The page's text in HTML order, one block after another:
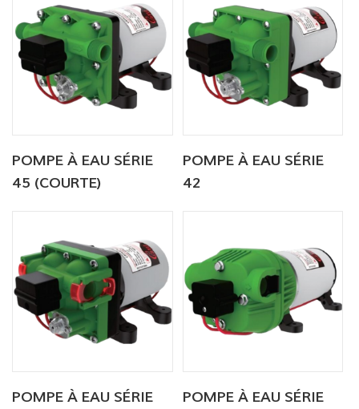
POMPE À EAU SÉRIE
45 (COURTE)
POMPE À EAU SÉRIE
42
POMPE À EAU SÉRIE
POMPE À EAU SÉRIE